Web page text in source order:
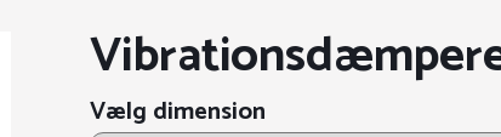
Vælg dimension